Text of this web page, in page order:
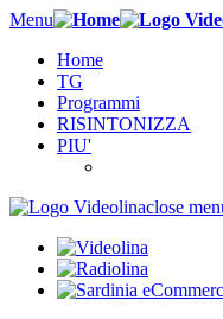
Menu
Home
TG
Programmi
RISINTONIZZA
PIU'
close